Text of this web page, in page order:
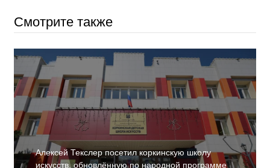
Смотрите также
Алексей Текслер посетил коркинскую школу
искусств, обновлённую по народной программе